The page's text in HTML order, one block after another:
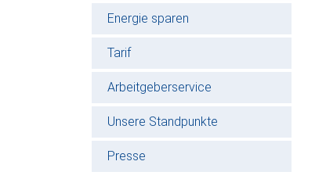
Energie sparen
Tarif
Arbeitgeberservice
Unsere Standpunkte
Presse